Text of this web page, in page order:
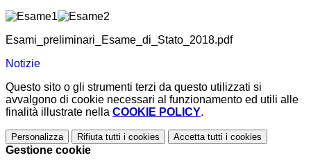
Esami_preliminari_Esame_di_Stato_2018.pdf
Notizie
Questo sito o gli strumenti terzi da questo utilizzati si
avvalgono di cookie necessari al funzionamento ed utili alle
finalità illustrate nella COOKIE POLICY.
Personalizza Rifiuta tutti i cookies Accetta tutti i cookies
Gestione cookie